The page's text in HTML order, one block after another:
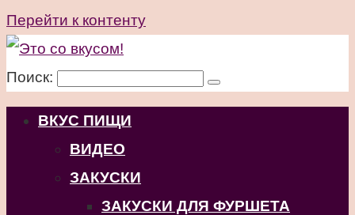
Перейти к контенту
Поиск:
ВКУС ПИЩИ
ВИДЕО
ЗАКУСКИ
ЗАКУСКИ ДЛЯ ФУРШЕТА